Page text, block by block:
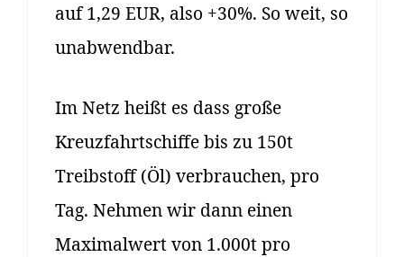
auf 1,29 EUR, also +30%. So weit, so
unabwendbar.
Im Netz heißt es dass große
Kreuzfahrtschiffe bis zu 150t
Treibstoff (Öl) verbrauchen, pro
Tag. Nehmen wir dann einen
Maximalwert von 1.000t pro